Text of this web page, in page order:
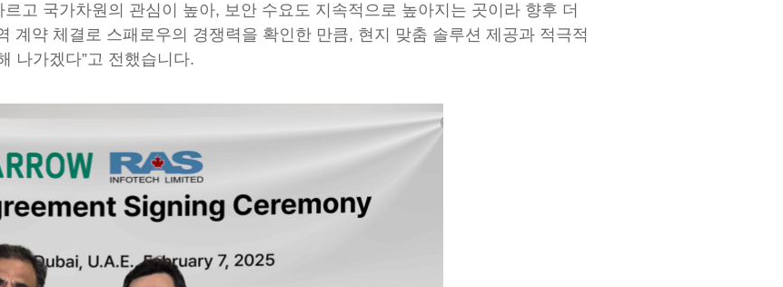
고 국가차원의 관심이 높아, 보안 수요도 지속적으로 높아지는 곳이라 향후 더
계약 체결로 스패로우의 경쟁력을 확인한 만큼, 현지 맞춤 솔루션 제공과 적극적
나가겠다”고 전했습니다.